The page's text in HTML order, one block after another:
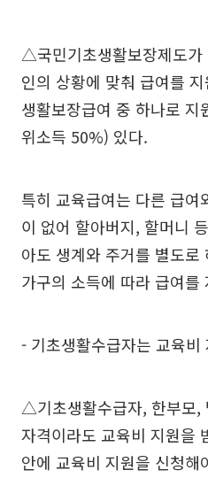
△국민기초생활보장제도가
인의 상황에 맞춰 급여를
생활보장급여 중 하나로 지
위소득 50%) 있다.
특히 교육급여는 다른 급여
이 없어 할아버지, 할머니
아도 생계와 주거를 별도로
가구의 소득에 따라 급여를
- 기초생활수급자는 교육
△기초생활수급자, 한부모,
자격이라도 교육비 지원을
안에 교육비 지원을 신청해